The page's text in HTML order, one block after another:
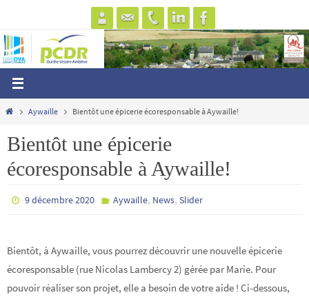
le
contenu
HomeAywaille Bientôt une épicerie écoresponsable à Aywaille!
Bientôt une épicerie
écoresponsable à Aywaille!
9 décembre 2020 Aywaille, News, Slider
Bientôt, à Aywaille, vous pourrez découvrir une nouvelle épicerie
écoresponsable (rue Nicolas Lambercy 2) gérée par Marie. Pour
pouvoir réaliser son projet, elle a besoin de votre aide ! Ci-dessous,